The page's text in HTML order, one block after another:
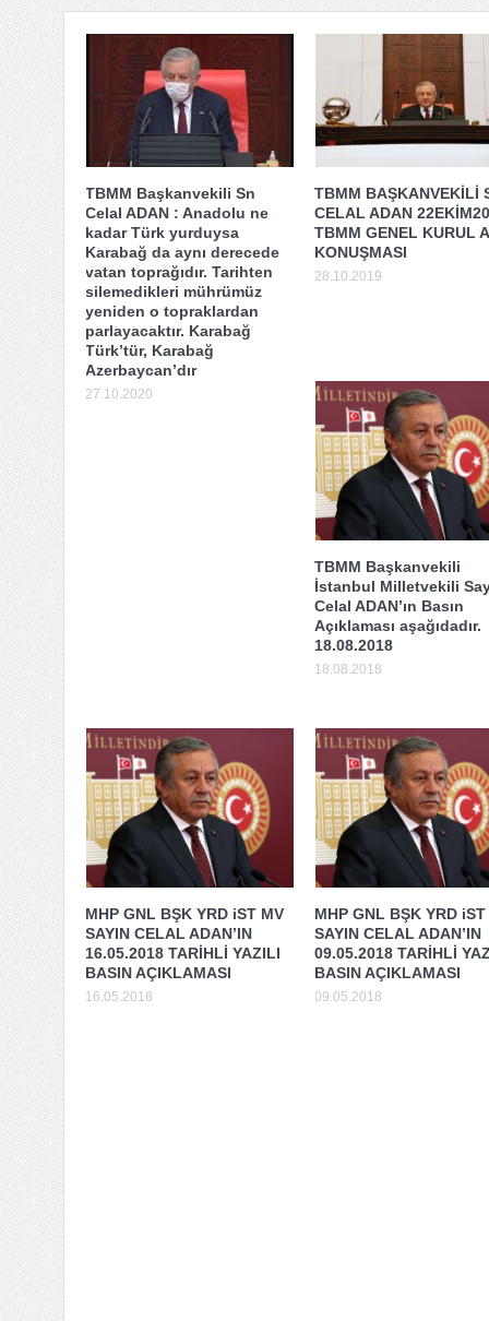
TBMM Başkanvekili Sn
Celal ADAN : Anadolu ne
kadar Türk yurduysa
Karabağ da aynı derecede
vatan toprağıdır. Tarihten
silemedikleri mührümüz
yeniden o topraklardan
parlayacaktır. Karabağ
Türk’tür, Karabağ
Azerbaycan’dır
27.10.2020
TBMM BAŞKANVEKİLİ
CELAL ADAN
TBMM GENEL KURUL
KONUŞMASI
28.10.2019
TBMM Başkanvekili
İstanbul Milletvekili
Celal ADAN’ın Basın
Açıklaması aşağıdadır.
18.08.2018
18.08.2018
MHP GNL BŞK YRD iST MV
SAYIN CELAL ADAN’IN
16.05.2018 TARİHLİ YAZILI
BASIN AÇIKLAMASI
16.05.2018
MHP GNL BŞK YRD
SAYIN CELAL ADAN’IN
09.05.2018 TARİHLİ
BASIN AÇIKLAMASI
09.05.2018